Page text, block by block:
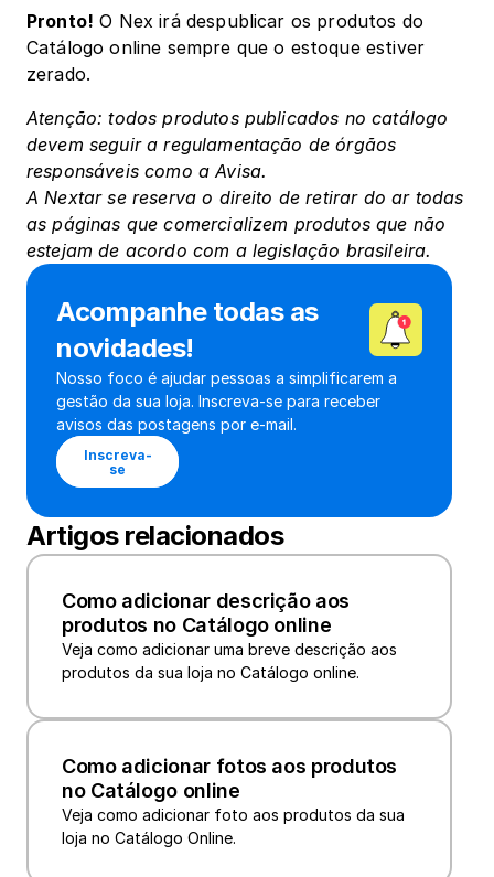
Pronto! O Nex irá despublicar os produtos do
Catálogo online sempre que o estoque estiver
zerado.
Atenção: todos produtos publicados no catálogo
devem seguir a regulamentação de órgãos
responsáveis como a Avisa.
A Nextar se reserva o direito de retirar do ar todas
as páginas que comercializem produtos que não
estejam de acordo com a legislação brasileira.
Acompanhe todas as
novidades!
Nosso foco é ajudar pessoas a simplificarem a
gestão da sua loja. Inscreva-se para receber
avisos das postagens por e-mail.
Inscreva-
se
Artigos relacionados
Como adicionar descrição aos
produtos no Catálogo online
Veja como adicionar uma breve descrição aos
Como adicionar fotos aos produtos
no Catálogo online
Veja como adicionar foto aos produtos da sua
loja no Catálogo Online.